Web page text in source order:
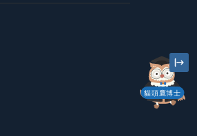
貓頭鷹博士